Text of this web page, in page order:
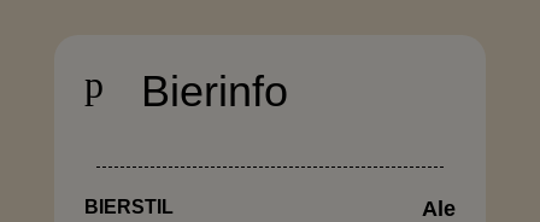
p Bierinfo
BIERSTIL Ale